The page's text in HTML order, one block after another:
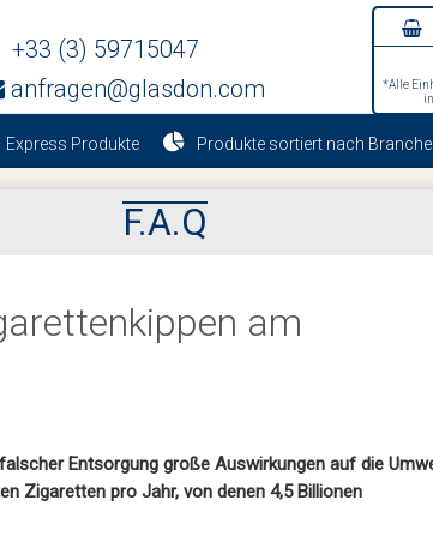
*Alle
+33 (3) 59715047
anfragen@glasdon.com
Express Produkte Produkte sortiert nach Branche
F.A.Q
am
Entsorgung große Auswirkungen auf die
Zigaretten pro Jahr, von denen 4,5 Billionen